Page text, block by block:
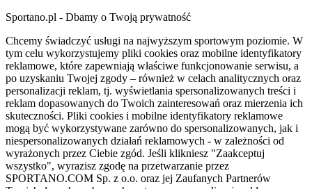
Sportano.pl - Dbamy o Twoją prywatność
Chcemy świadczyć usługi na najwyższym sportowym poziomie. W
tym celu wykorzystujemy pliki cookies oraz mobilne identyfikatory
reklamowe, które zapewniają właściwe funkcjonowanie serwisu, a
po uzyskaniu Twojej zgody – również w celach analitycznych oraz
personalizacji reklam, tj. wyświetlania spersonalizowanych treści i
reklam dopasowanych do Twoich zainteresowań oraz mierzenia ich
skuteczności. Pliki cookies i mobilne identyfikatory reklamowe
mogą być wykorzystywane zarówno do spersonalizowanych, jak i
niespersonalizowanych działań reklamowych - w zależności od
wyrażonych przez Ciebie zgód. Jeśli klikniesz "Zaakceptuj
wszystko", wyrazisz zgodę na przetwarzanie przez
SPORTANO.COM Sp. z o.o. oraz jej Zaufanych Partnerów